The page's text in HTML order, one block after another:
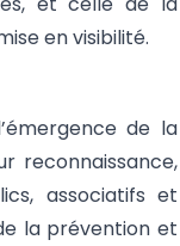
en visibilité.
de la
reconnaissance,
associatifs et
la prévention et